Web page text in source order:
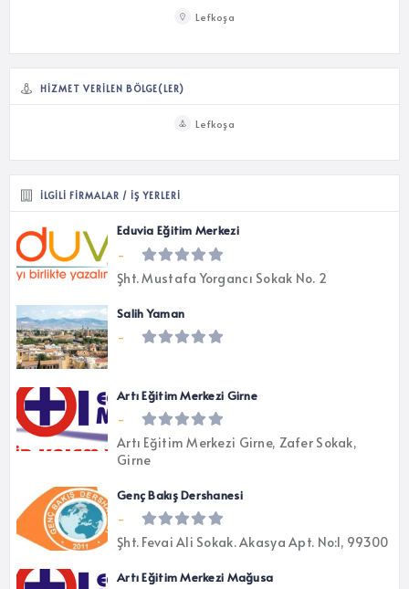
Lefkoşa
HIZMET VERILEN BÖLGE(LER)
Lefkoşa
İLGILI FIRMALAR / İŞ YERLERI
Eduvia Eğitim Merkezi
-
Şht. Mustafa Yorgancı Sokak No. 2
Salih Yaman
-
Artı Eğitim Merkezi Girne
-
Artı Eğitim Merkezi Girne, Zafer Sokak,
Girne
Genç Bakış Dershanesi
-
Şht. Fevai Ali Sokak. Akasya Apt. No:1, 99300
Artı Eğitim Merkezi Mağusa